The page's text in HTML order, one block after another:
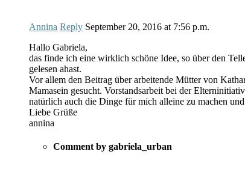
Annina Reply September 20, 2016 at 7:56 p.m.
Hallo Gabriela,
das finde ich eine wirklich schöne Idee, so über den
gelesen ahast.
Vor allem den Beitrag über arbeitende Mütter von
Mamasein gesucht. Vorstandsarbeit bei der
natürlich auch die Dinge für mich alleine zu machen
Liebe Grüße
annina
Comment by gabriela_urban